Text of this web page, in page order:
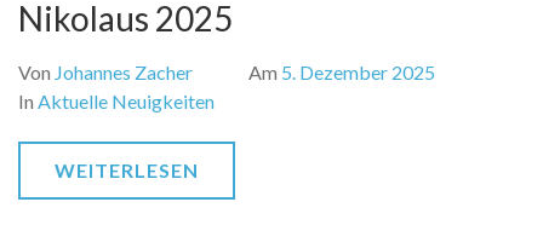
Nikolaus 2025
Von Johannes Zacher Am 5. Dezember 2025
In Aktuelle Neuigkeiten
WEITERLESEN